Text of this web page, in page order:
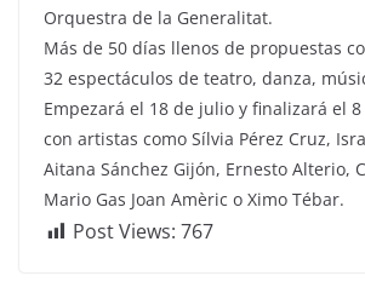
Orquestra de la Generalitat.
Más de 50 días llenos de propuestas
32 espectáculos de teatro, danza,
Empezará el 18 de julio y finalizará el
con artistas como Sílvia Pérez Cruz,
Aitana Sánchez Gijón, Ernesto Alterio,
Mario Gas Joan Amèric o Ximo Tébar.
Post Views: 767